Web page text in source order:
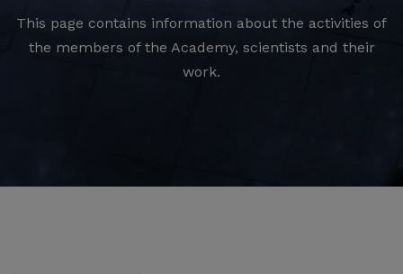
This page contains information about the activities of
the members of the Academy, scientists and their
work.